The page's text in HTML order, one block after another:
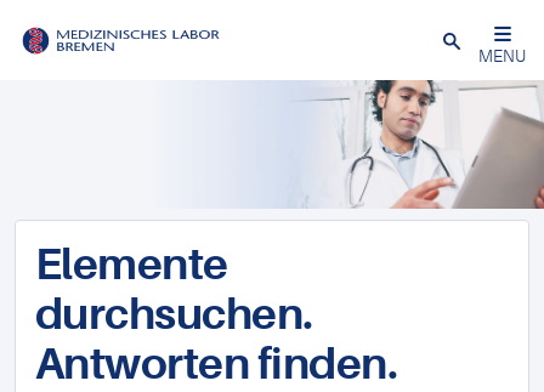
Schließen
MENU
Elemente
durchsuchen.
Antworten finden.